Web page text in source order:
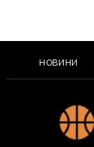
НОВИНИ